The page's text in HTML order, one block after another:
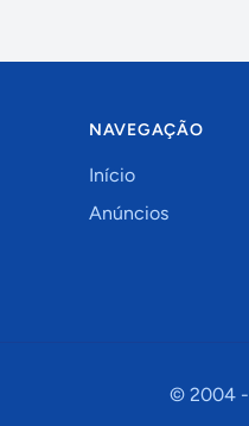
NAVEGAÇÃO
Início
Anúncios
© 2004 -